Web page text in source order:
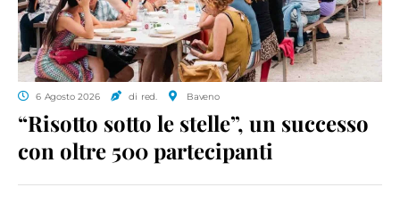
6 Agosto 2026 di red. Baveno
“Risotto sotto le stelle”, un successo
con oltre 500 partecipanti